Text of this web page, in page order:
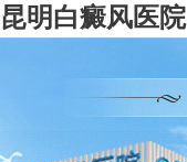
昆明白癜风医院